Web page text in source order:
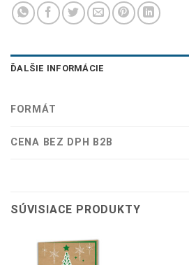
ĎALŠIE INFORMÁCIE
FORMÁT
CENA BEZ DPH B2B
SÚVISIACE PRODUKTY